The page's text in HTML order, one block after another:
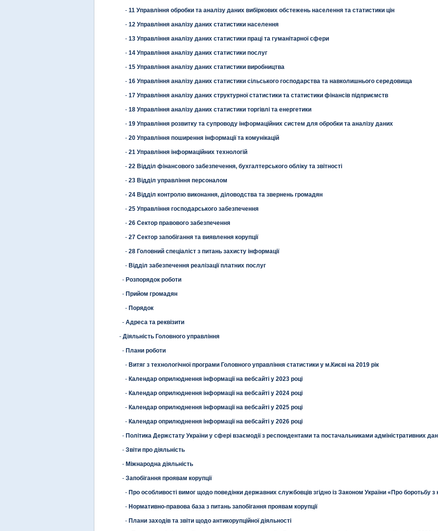
- 11 Управління обробки та аналізу даних вибіркових обстежень населення та статистики цін
- 12 Управління аналізу даних статистики населення
- 13 Управління аналізу даних статистики праці та гуманітарної сфери
- 14 Управління аналізу даних статистики послуг
- 15 Управління аналізу даних статистики виробництва
- 16 Управління аналізу даних статистики сільського господарства та навколишнього середовища
- 17 Управління аналізу даних структурної статистики та статистики фінансів підприємств
- 18 Управління аналізу даних статистики торгівлі та енергетики
- 19 Управління розвитку та супроводу інформаційних систем для обробки та аналізу даних
- 20 Управління поширення інформації та комунікацій
- 21 Управління інформаційних технологій
- 22 Відділ фінансового забезпечення, бухгалтерського обліку та звітності
- 23 Відділ управління персоналом
- 24 Відділ контролю виконання, діловодства та звернень громадян
- 25 Управління господарського забезпечення
- 26 Сектор правового забезпечення
- 27 Сектор запобігання та виявлення корупції
- 28 Головний спеціаліст з питань захисту інформації
- Відділ забезпечення реалізації платних послуг
- Розпорядок роботи
- Прийом громадян
- Порядок
- Адреса та реквізити
- Діяльність Головного управління
- Плани роботи
- Витяг з технологічної програми Головного управління статистики у м.Києві на 2019 рік
- Календар оприлюднення інформації на вебсайті у 2023 році
- Календар оприлюднення інформації на вебсайті у 2024 році
- Календар оприлюднення інформації на вебсайті у 2025 році
- Календар оприлюднення інформації на вебсайті у 2026 році
- Політика Держстату України у сфері взаємодії з респондентами та постачальниками адміністративних
- Звіти про діяльність
- Міжнародна діяльність
- Запобігання проявам корупції
- Про особливості вимог щодо поведінки державних службовців згідно із Законом України «Про боротьбу з
- Нормативно-правова база з питань запобігання проявам корупції
- Плани заходів та звіти щодо антикорупційної діяльності